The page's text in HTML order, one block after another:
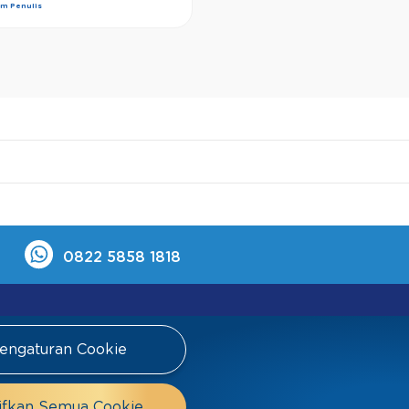
Penulis
0822 5858 1818
FAQ Tim Ahli Tim Penulis
Cookie